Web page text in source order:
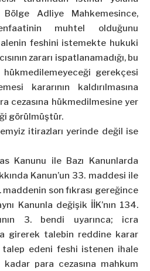
Bölge Adliye Mahkemesince,
muhtel olduğunu
feshini istemekte hukuki
zararı ispatlanamadığı, bu
hükmedilemeyeceği gerekçesi
kararının kaldırılmasına
cezasına hükmedilmesine yer
görülmüştür.
temyiz itirazları yerinde değil ise
Kanunu ile Bazı Kanunlarda
Kanun’un 33. maddesi ile
maddenin son fıkrası gereğince
Kanunla değişik İİK’nın 134.
3. bendi uyarınca; icra
girerek talebin reddine karar
edeni feshi istenen ihale
para cezasına mahkum